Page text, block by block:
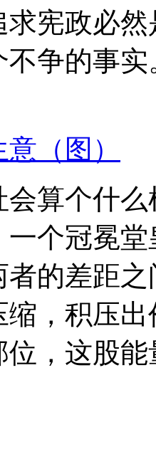
求宪政必
不争的事实
（图）
算个什
一个冠冕
者的差距
缩，积压
，这股